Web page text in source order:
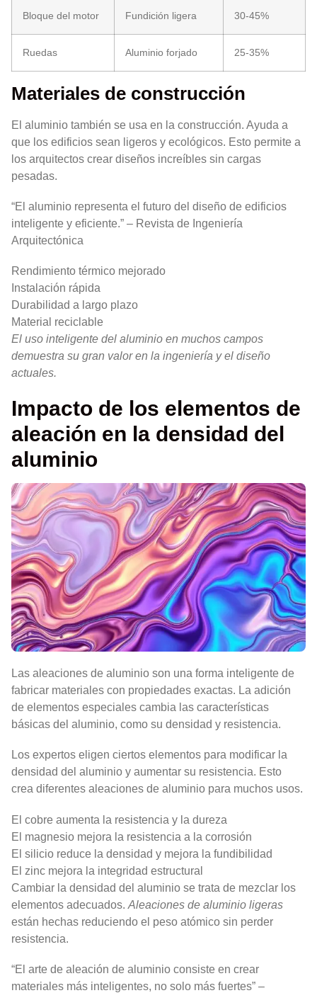
Bloque del motor Fundición ligera 30-45%
Ruedas Aluminio forjado 25-35%
Materiales de construcción
El aluminio también se usa en la construcción. Ayuda a
que los edificios sean ligeros y ecológicos. Esto permite a
los arquitectos crear diseños increíbles sin cargas
pesadas.
“El aluminio representa el futuro del diseño de edificios
inteligente y eficiente.” – Revista de Ingeniería
Arquitectónica
Rendimiento térmico mejorado
Instalación rápida
Durabilidad a largo plazo
Material reciclable
El uso inteligente del aluminio en muchos campos
demuestra su gran valor en la ingeniería y el diseño
actuales.
Impacto de los elementos de
aleación en la densidad del
aluminio
Las aleaciones de aluminio son una forma inteligente de
fabricar materiales con propiedades exactas. La adición
de elementos especiales cambia las características
básicas del aluminio, como su densidad y resistencia.
Los expertos eligen ciertos elementos para modificar la
densidad del aluminio y aumentar su resistencia. Esto
crea diferentes aleaciones de aluminio para muchos usos.
El cobre aumenta la resistencia y la dureza
El magnesio mejora la resistencia a la corrosión
El silicio reduce la densidad y mejora la fundibilidad
El zinc mejora la integridad estructural
Cambiar la densidad del aluminio se trata de mezclar los
elementos adecuados. Aleaciones de aluminio ligeras
están hechas reduciendo el peso atómico sin perder
resistencia.
“El arte de aleación de aluminio consiste en crear
materiales más inteligentes, no solo más fuertes” –